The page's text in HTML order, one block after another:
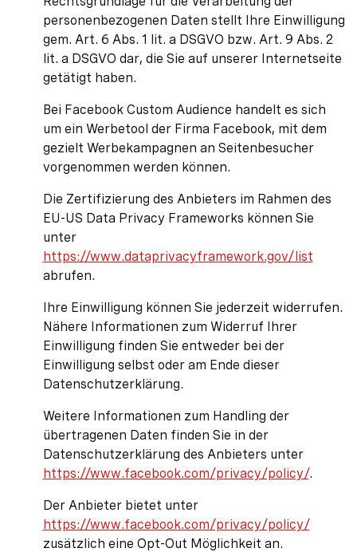
personenbezogenen Daten stellt Ihre Einwilligung
gem. Art. 6 Abs. 1 lit. a DSGVO bzw. Art. 9 Abs. 2
lit. a DSGVO dar, die Sie auf unserer Internetseite
getätigt haben.
Bei Facebook Custom Audience handelt es sich
um ein Werbetool der Firma Facebook, mit dem
gezielt Werbekampagnen an Seitenbesucher
vorgenommen werden können.
Die Zertifizierung des Anbieters im Rahmen des
EU-US Data Privacy Frameworks können Sie
unter
https://www.dataprivacyframework.gov/list
abrufen.
Ihre Einwilligung können Sie jederzeit widerrufen.
Nähere Informationen zum Widerruf Ihrer
Einwilligung finden Sie entweder bei der
Einwilligung selbst oder am Ende dieser
Datenschutzerklärung.
Weitere Informationen zum Handling der
übertragenen Daten finden Sie in der
Datenschutzerklärung des Anbieters unter
https://www.facebook.com/privacy/policy/.
Der Anbieter bietet unter
https://www.facebook.com/privacy/policy/
zusätzlich eine Opt-Out Möglichkeit an.